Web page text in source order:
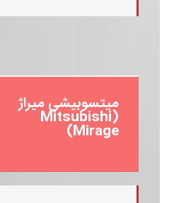
میتسوبیشی میراژ
(Mitsubishi
Mirage)